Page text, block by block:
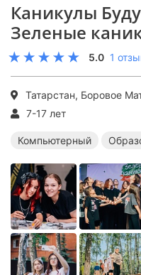
Каникулы
Зеленые
5.0 1
Татарстан, Боровое
7-17 лет
Компьютерный
Летние лагеря
Летние компьютерные
Летние лагеря с бассейном